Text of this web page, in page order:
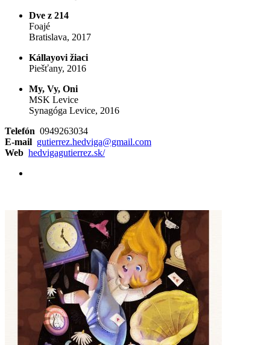
Dve z 214
Foajé
Bratislava, 2017
Kállayovi žiaci
Piešťany, 2016
My, Vy, Oni
MSK Levice
Synagóga Levice, 2016
Telefón 0949263034
E-mail gutierrez.hedviga@gmail.com
Web hedvigagutierrez.sk/